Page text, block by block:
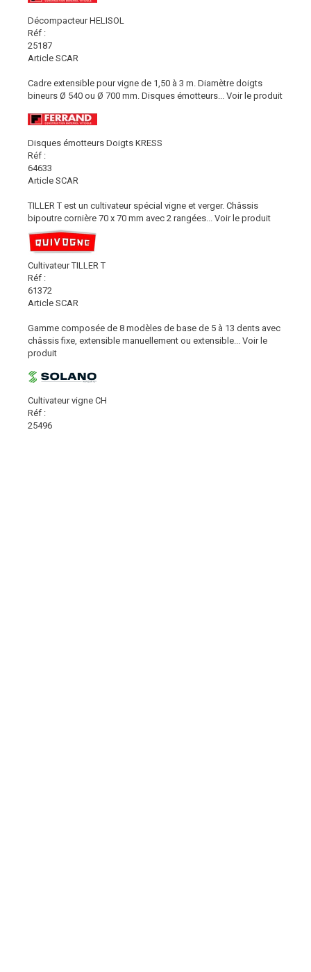
Décompacteur HELISOL
Réf :
25187
Article SCAR
Cadre extensible pour vigne de 1,50 à 3 m. Diamètre doigts
bineurs Ø 540 ou Ø 700 mm. Disques émotteurs...
Voir le produit
Disques émotteurs Doigts KRESS
Réf :
64633
Article SCAR
TILLER T est un cultivateur spécial vigne et verger. Châssis
bipoutre cornière 70 x 70 mm avec 2 rangées...
Voir le produit
Cultivateur TILLER T
Réf :
61372
Article SCAR
Gamme composée de 8 modèles de base de 5 à 13 dents avec
châssis fixe, extensible manuellement ou extensible...
Voir le
produit
Cultivateur vigne CH
Réf :
25496